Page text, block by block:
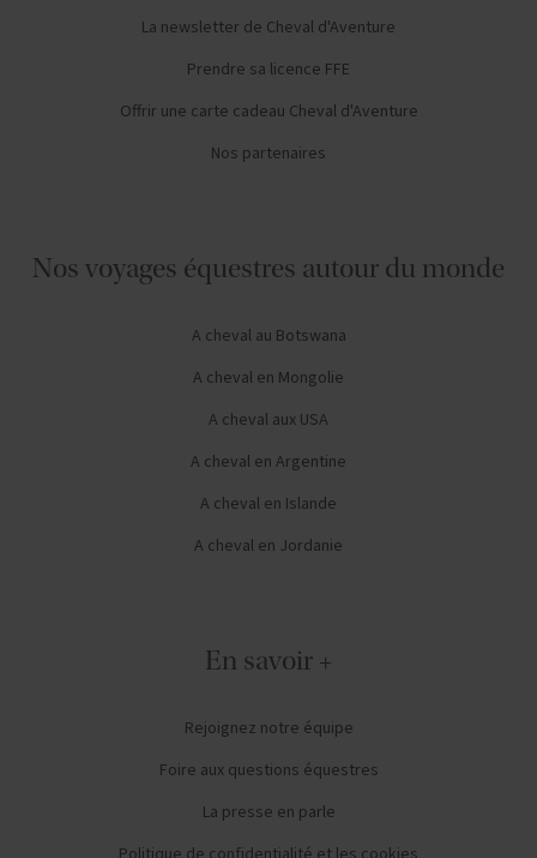
La newsletter de Cheval d'Aventure
Prendre sa licence FFE
Offrir une carte cadeau Cheval d'Aventure
Nos partenaires
Nos voyages équestres autour du monde
A cheval au Botswana
A cheval en Mongolie
A cheval aux USA
A cheval en Argentine
A cheval en Islande
A cheval en Jordanie
En savoir +
Rejoignez notre équipe
Foire aux questions équestres
La presse en parle